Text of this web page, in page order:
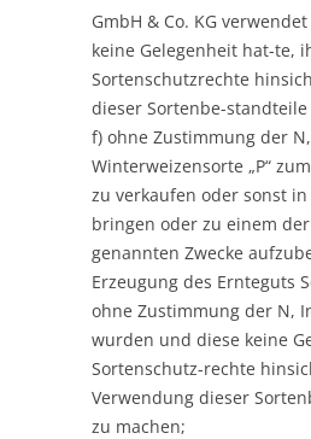
GmbH & Co. KG
keine Gelegenheit hat-te,
Sortenschutzrechte
dieser Sortenbe-
f) ohne Zustimmung der
Winterweizensorte „P“
zu verkaufen oder sonst
bringen oder zu einem
genannten Zwecke
Erzeugung des Ernteguts
ohne Zustimmung der N,
wurden und diese keine
Sortenschutz-rechte
Verwendung dieser
zu machen;